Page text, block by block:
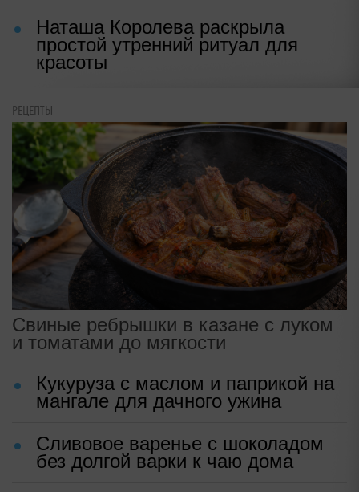
Наташа Королева раскрыла
простой утренний ритуал для
красоты
РЕЦЕПТЫ
Свиные ребрышки в казане с луком
и томатами до мягкости
Кукуруза с маслом и паприкой на
мангале для дачного ужина
Сливовое варенье с шоколадом
без долгой варки к чаю дома